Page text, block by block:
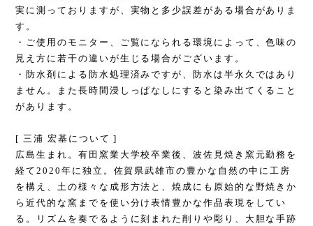
実に測っておりますが、実物と多少誤差がある場合がありま
す。
・ご使用のモニター、ご覧になられる環境によって、色味の
見え方に若干の違いが生じる場合がございます。
・防水剤による防水処理済みですが、防水は半永久ではあり
ません。また長時間浸しっぱなしにすると染み出てくること
があります。
[ 三浦 宏基について ]
広島生まれ。有田窯業大学校卒業後、波佐見焼き窯元勤務を
経て2020年に独立。佐賀県武雄市の豊かな自然の中に工房
を構え、土の様々な成形方法と、焼成にも原始的な野焼きか
ら近代的な窯までを使い分け表情豊かな作品表現をしてい
る。リズムを奏でるように刻まれた削りや彫り、大胆な手跡